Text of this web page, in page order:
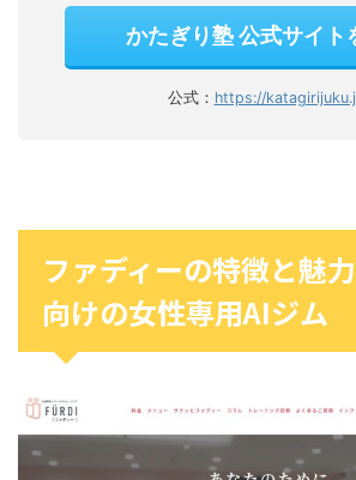
かたぎり塾 公式サイト
公式： https://
ファディーの特徴と魅
向けの女性専用AIジム